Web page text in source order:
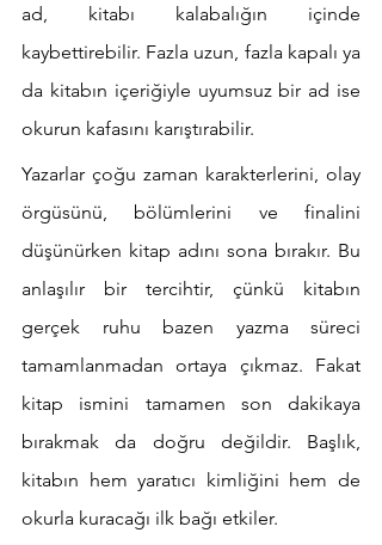
ad, kitabı kalabalığın içinde
kaybettirebilir. Fazla uzun, fazla kapalı ya
da kitabın içeriğiyle uyumsuz bir ad ise
okurun kafasını karıştırabilir.
Yazarlar çoğu zaman karakterlerini, olay
örgüsünü, bölümlerini ve finalini
düşünürken kitap adını sona bırakır. Bu
anlaşılır bir tercihtir, çünkü kitabın
gerçek ruhu bazen yazma süreci
tamamlanmadan ortaya çıkmaz. Fakat
kitap ismini tamamen son dakikaya
bırakmak da doğru değildir. Başlık,
kitabın hem yaratıcı kimliğini hem de
okurla kuracağı ilk bağı etkiler.